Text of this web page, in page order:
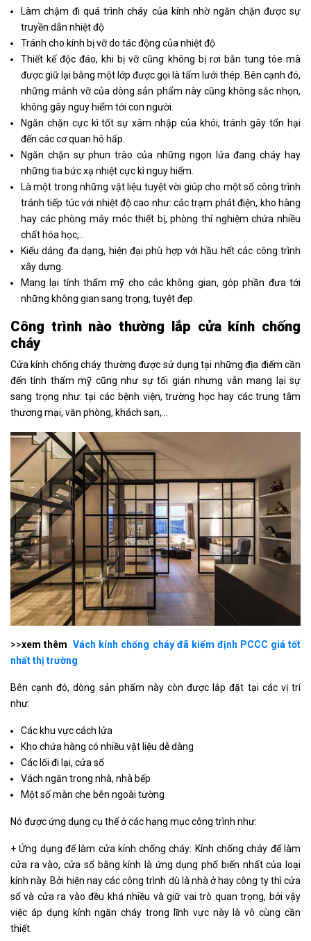
Làm chậm đi quá trình cháy của kính nhờ ngăn chặn được sự
truyền dẫn nhiệt độ
Tránh cho kính bị vỡ do tác động của nhiệt độ
Thiết kế độc đáo, khi bị vỡ cũng không bị rơi bắn tung tóe mà
được giữ lại bằng một lớp được gọi là tấm lưới thép. Bên cạnh đó,
những mảnh vỡ của dòng sản phẩm này cũng không sắc nhọn,
không gây nguy hiểm tới con người.
Ngăn chặn cực kì tốt sự xâm nhập của khói, tránh gây tổn hại
đến các cơ quan hô hấp.
Ngăn chặn sự phun trào của những ngọn lửa đang cháy hay
những tia bức xạ nhiệt cực kì nguy hiểm.
Là một trong những vật liệu tuyệt vời giúp cho một số công trình
tránh tiếp túc với nhiệt độ cao như: các trạm phát điện, kho hàng
hay các phòng máy móc thiết bị, phòng thí nghiệm chứa nhiều
chất hóa học,..
Kiểu dáng đa dạng, hiện đại phù hợp với hầu hết các công trình
xây dựng.
Mang lại tính thẩm mỹ cho các không gian, góp phần đưa tới
những không gian sang trọng, tuyệt đẹp.
Công trình nào thường lắp cửa kính chống
cháy
Cửa kính chống cháy thường được sử dụng tại những địa điểm cần
đến tính thẩm mỹ cũng như sự tối giản nhưng vẫn mang lại sự
sang trọng như: tại các bệnh viện, trường học hay các trung tâm
thương mại, văn phòng, khách sạn,…
>>xem thêm Vách kính chống cháy đã kiểm định PCCC giá tốt
nhất thị trường
Bên cạnh đó, dòng sản phẩm này còn được lắp đặt tại các vị trí
như:
Các khu vực cách lửa
Kho chứa hàng có nhiều vật liệu dễ dàng
Các lối đi lại, cửa sổ
Vách ngăn trong nhà, nhà bếp
Một số màn che bên ngoài tường
Nó được ứng dụng cụ thể ở các hạng mục công trình như:
+ Ứng dụng để làm cửa kính chống cháy: Kính chống cháy để làm
cửa ra vào, cửa sổ bằng kính là ứng dụng phổ biến nhất của loại
kính này. Bởi hiện nay các công trình dù là nhà ở hay công ty thì cửa
sổ và cửa ra vào đều khá nhiều và giữ vai trò quan trọng, bởi vậy
việc áp dụng kính ngăn cháy trong lĩnh vực này là vô cùng cần
thiết.